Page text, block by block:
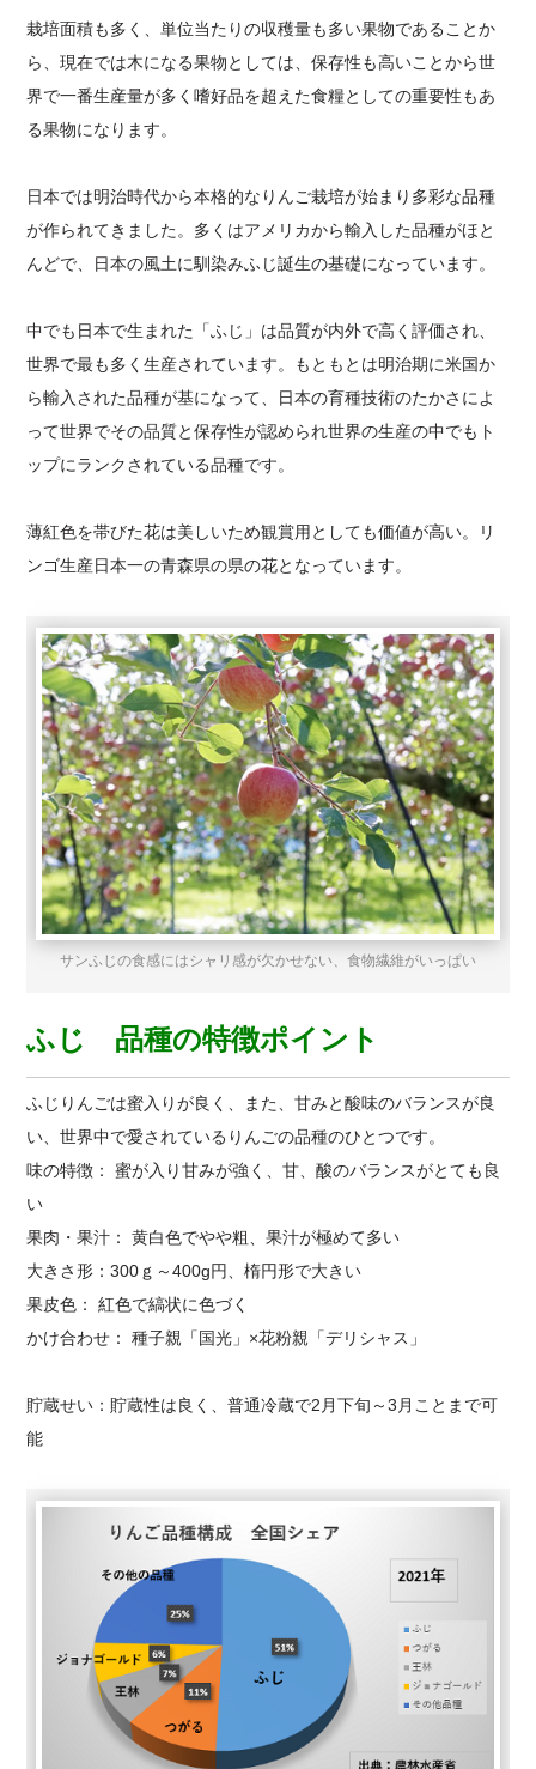
栽培面積も多く、単位当たりの収穫量も多い果物であることか
ら、現在では木になる果物としては、保存性も高いことから世
界で一番生産量が多く嗜好品を超えた食糧としての重要性もあ
る果物になります。
日本では明治時代から本格的なりんご栽培が始まり多彩な品種
が作られてきました。多くはアメリカから輸入した品種がほと
んどで、日本の風土に馴染みふじ誕生の基礎になっています。
中でも日本で生まれた「ふじ」は品質が内外で高く評価され、
世界で最も多く生産されています。もともとは明治期に米国か
ら輸入された品種が基になって、日本の育種技術のたかさによ
って世界でその品質と保存性が認められ世界の生産の中でもト
ップにランクされている品種です。
薄紅色を帯びた花は美しいため観賞用としても価値が高い。リ
ンゴ生産日本一の青森県の県の花となっています。
サンふじの食感にはシャリ感が欠かせない、食物繊維がいっぱい
ふじ 品種の特徴ポイント
ふじりんごは蜜入りが良く、また、甘みと酸味のバランスが良
い、世界中で愛されているりんごの品種のひとつです。
味の特徴： 蜜が入り甘みが強く、甘、酸のバランスがとても良
い
果肉・果汁： 黄白色でやや粗、果汁が極めて多い
大きさ形：300ｇ～400g円、楕円形で大きい
果皮色： 紅色で縞状に色づく
かけ合わせ： 種子親「国光」×花粉親「デリシャス」
貯蔵せい：貯蔵性は良く、普通冷蔵で2月下旬～3月ことまで可
能